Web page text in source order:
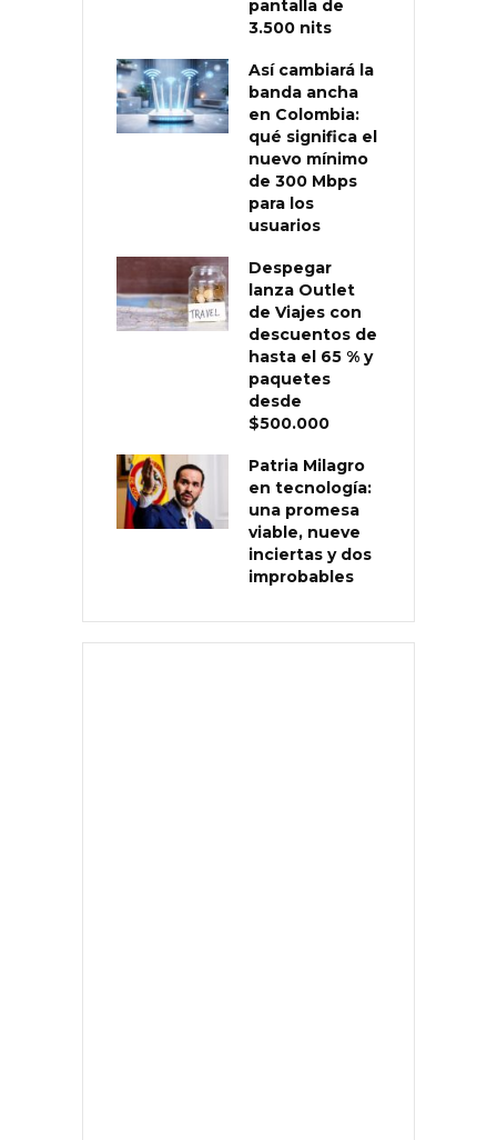
pantalla de
3.500 nits
Así cambiará la
banda ancha
en Colombia:
qué significa el
nuevo mínimo
de 300 Mbps
para los
usuarios
Despegar
lanza Outlet
de Viajes con
descuentos de
hasta el 65 % y
paquetes
desde
$500.000
Patria Milagro
en tecnología:
una promesa
viable, nueve
inciertas y dos
improbables